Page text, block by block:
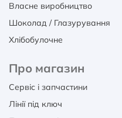
Власне виробництво
Шоколад / Глазурування
Хлібобулочне
Про магазин
Сервіс і запчастини
Лінії під ключ